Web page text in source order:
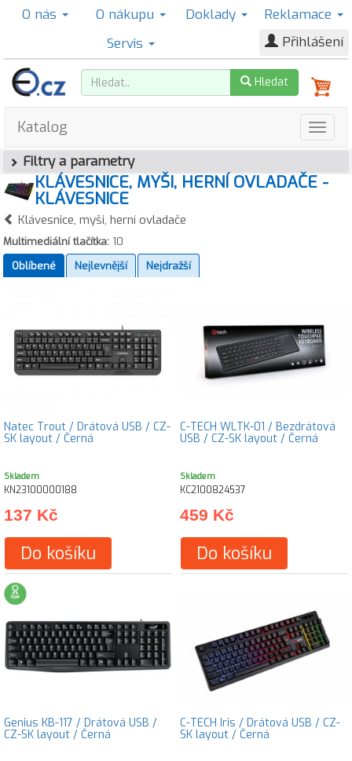
O nás O nákupu Doklady
Reklamace
Servis
Přihlášení
Hledat
Katalog
Filtry a parametry
KLÁVESNICE, MYŠI, HERNÍ OVLADAČE -
KLÁVESNICE
Klávesnice, myši, herní ovladače
Multimediální tlačítka: 10
Oblíbené
Nejlevnější Nejdražší
Natec Trout / Drátová USB / CZ-
SK layout / Černá
Skladem
KN23100000188
137 Kč
Do košíku
C-TECH WLTK-01 / Bezdrátová
USB / CZ-SK layout / Černá
Skladem
KC2100824537
459 Kč
Do košíku
Genius KB-117 / Drátová USB /
CZ-SK layout / Černá
C-TECH Iris / Drátová USB / CZ-
SK layout / Černá